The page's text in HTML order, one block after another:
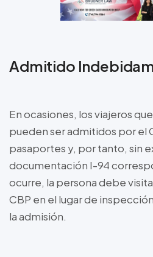
Admitido
En ocasiones, los viajeros
pueden ser admitidos por el
pasaportes y, por tanto, sin
documentación I-94
ocurre, la persona debe
CBP en el lugar de
la admisión.